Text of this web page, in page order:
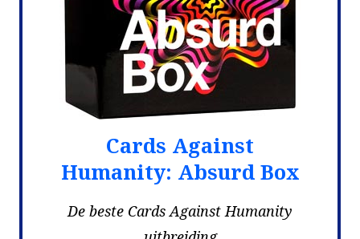
Cards Against
Humanity: Absurd Box
De beste Cards Against Humanity